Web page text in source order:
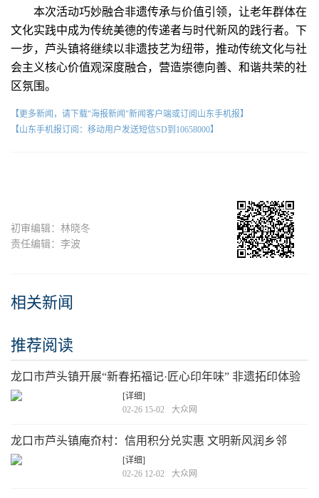
本次活动巧妙融合非遗传承与价值引领，让老年群体在
文化实践中成为传统美德的传递者与时代新风的践行者。下
一步，芦头镇将继续以非遗技艺为纽带，推动传统文化与社
会主义核心价值观深度融合，营造崇德向善、和谐共荣的社
区氛围。
【更多新闻，请下载"海报新闻"新闻客户端或订阅山东手机报】
【山东手机报订阅：移动用户发送短信SD到10658000】
初审编辑：林晓冬
责任编辑：李波
相关新闻
推荐阅读
龙口市芦头镇开展“新春拓福记·匠心印年味” 非遗拓印体验
工坊活动
[详细]
02-26 15-02
大众网
龙口市芦头镇庵夼村：信用积分兑实惠 文明新风润乡邻
[详细]
02-26 12-02
大众网